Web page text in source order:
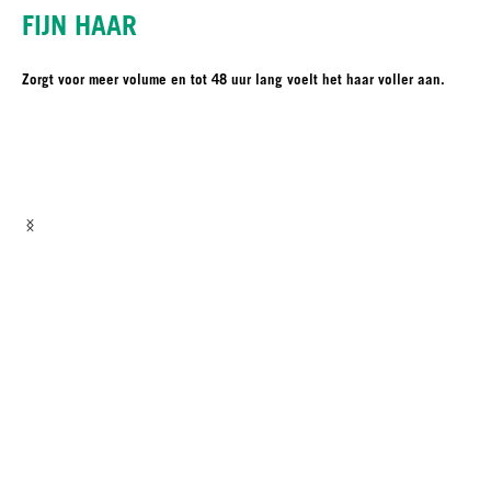
FIJN HAAR
Zorgt voor meer volume en tot 48 uur lang voelt het haar voller aan.